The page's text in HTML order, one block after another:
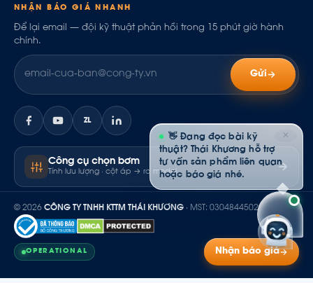
NHẬN BÁO GIÁ NHANH
Để lại email — đội kỹ thuật phản hồi trong 15 phút giờ hành
chính.
Gửi
ZL
Công cụ chọn bơm
Tính lưu lượng · cột áp → ra model
© 2026 CÔNG TY TNHH KTTM THÁI KHƯƠNG · MST: 0304844502
OPERATIONAL Nhận báo giá
✕
👋 Đang đọc bài kỹ
thuật? Thái Khương hỗ trợ
tư vấn sản phẩm liên quan
hoặc báo giá nhé.